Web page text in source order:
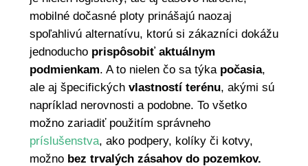
mobilné dočasné ploty prinášajú naozaj
spoľahlivú alternatívu, ktorú si zákazníci dokážu
jednoducho prispôsobiť aktuálnym
podmienkam. A to nielen čo sa týka počasia,
ale aj špecifických vlastností terénu, akými sú
napríklad nerovnosti a podobne. To všetko
možno zariadiť použitím správneho
príslušenstva, ako podpery, kolíky či kotvy,
možno bez trvalých zásahov do pozemkov.